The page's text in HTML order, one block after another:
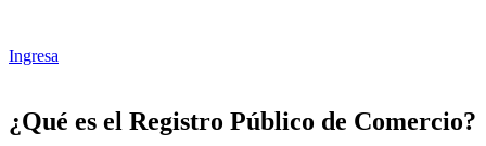
Ingresa
¿Qué es el Registro Público de Comercio?